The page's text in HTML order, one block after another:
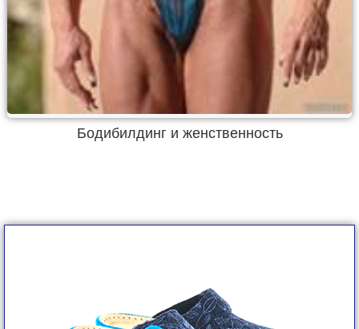
Бодибилдинг и женственность